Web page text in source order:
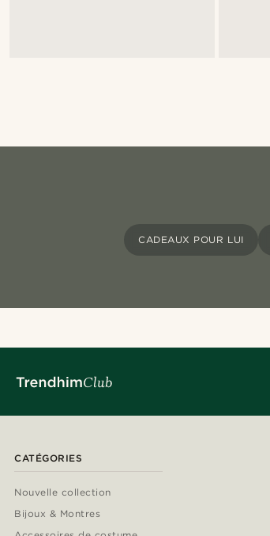
CADEAUX POUR LUI
CATÉGORIES
Nouvelle collection
Bijoux & Montres